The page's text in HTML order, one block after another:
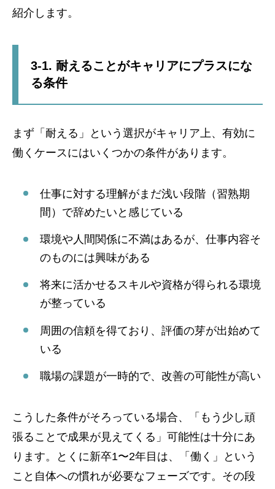
紹介します。
3-1. 耐えることがキャリアにプラスにな
る条件
まず「耐える」という選択がキャリア上、有効に
働くケースにはいくつかの条件があります。
仕事に対する理解がまだ浅い段階（習熟期
間）で辞めたいと感じている
環境や人間関係に不満はあるが、仕事内容そ
のものには興味がある
将来に活かせるスキルや資格が得られる環境
が整っている
周囲の信頼を得ており、評価の芽が出始めて
いる
職場の課題が一時的で、改善の可能性が高い
こうした条件がそろっている場合、「もう少し頑
張ることで成果が見えてくる」可能性は十分にあ
ります。とくに新卒1〜2年目は、「働く」という
こと自体への慣れが必要なフェーズです。その段